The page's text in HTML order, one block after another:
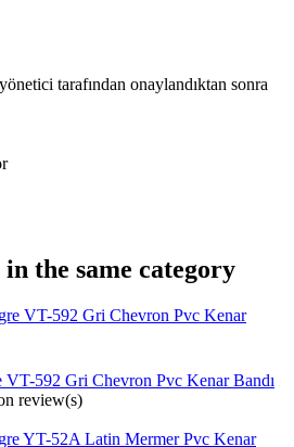
tarafından onaylandıktan sonra
the same category
VT-592 Gri Chevron Pvc Kenar Bandı
review(s)